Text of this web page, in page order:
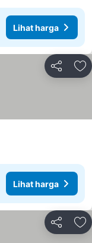
Lihat harga
Bagikan
Lihat harga
Bagikan